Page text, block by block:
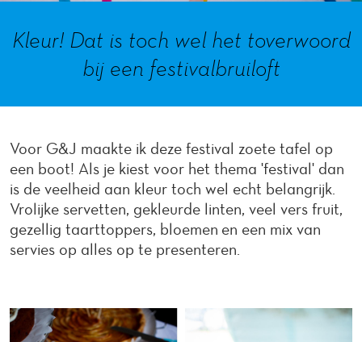
Kleur! Dat is toch wel het toverwoord
bij een festivalbruiloft
Voor G&J maakte ik deze festival zoete tafel op
een boot! Als je kiest voor het thema 'festival' dan
is de veelheid aan kleur toch wel echt belangrijk.
Vrolijke servetten, gekleurde linten, veel vers fruit,
gezellig taarttoppers, bloemen en een mix van
servies op alles op te presenteren.